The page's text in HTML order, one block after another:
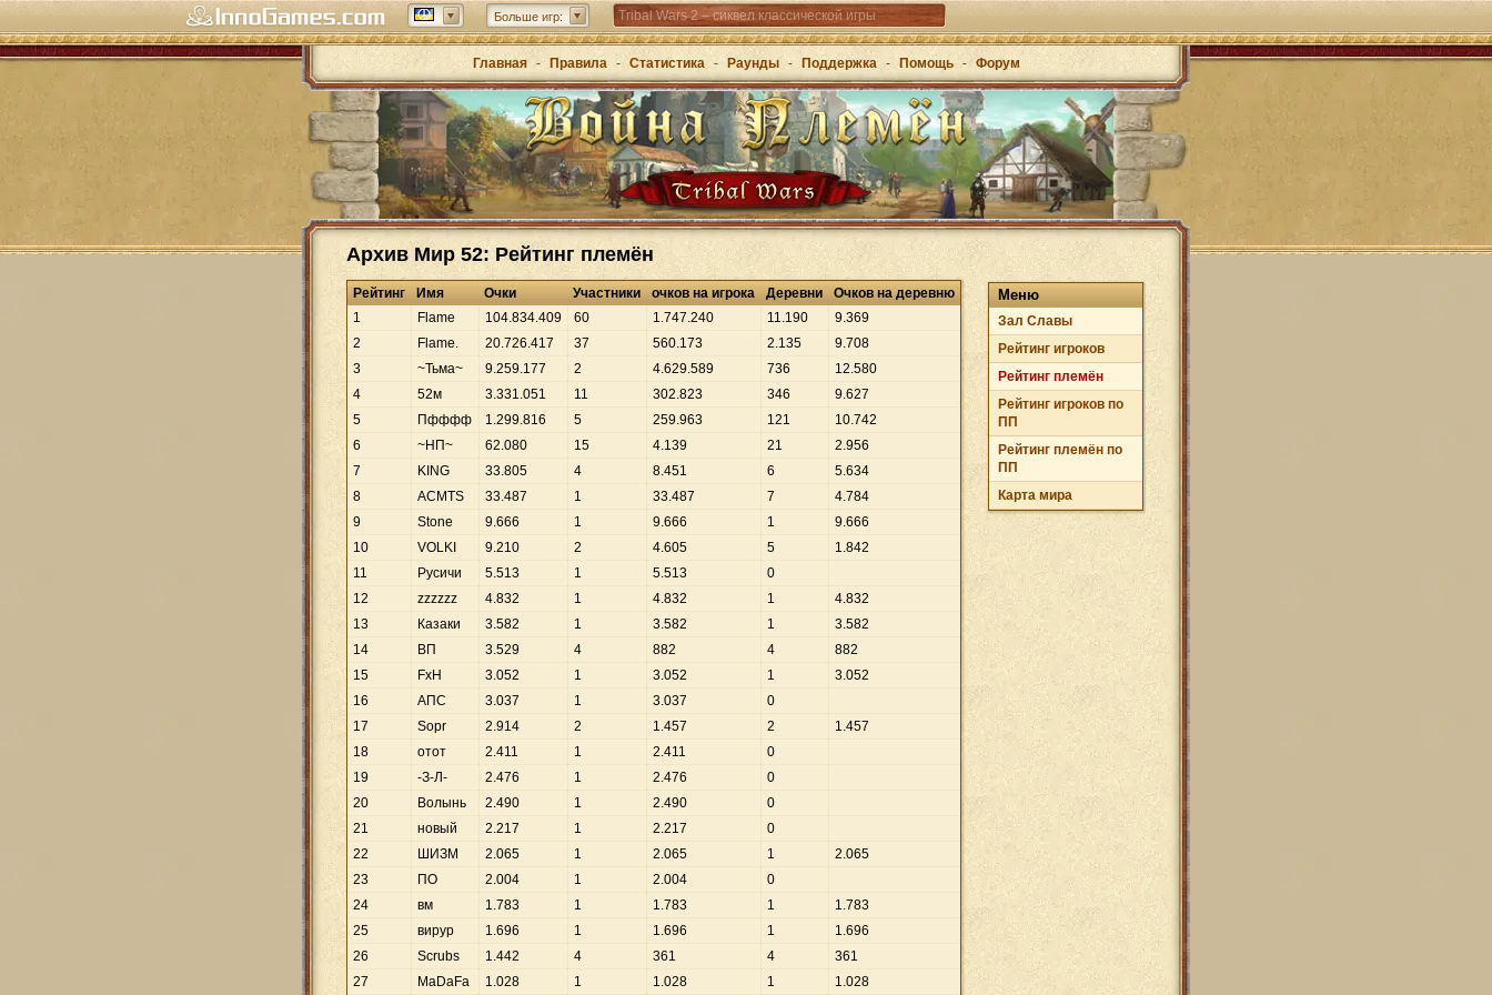
Больше игр: Tribal Wars 2 – сиквел классической игры
Forge of Empires – стратегия через эпохи
Grepolis – постройте свою империю в Древней
Греции
Главная - Правила - Статистика - Раунды - Поддержка - Помощь - Форум
Архив Мир 52: Рейтинг племён
Меню
Зал Cлавы
Рейтинг игроков
Рейтинг племён
Рейтинг игроков по
ПП
Рейтинг племён по
ПП
Карта мира
Рейтинг Имя Очки Участники очков на игрока Деревни
Очков на деревню
1
Flame 104.834.409 60 1.747.240 11.190 9.369
2
Flamе. 20.726.417 37 560.173 2.135 9.708
3
~Тьма~ 9.259.177 2 4.629.589 736 12.580
4
52м 3.331.051 11 302.823 346 9.627
5
Пфффф 1.299.816 5 259.963 121 10.742
6
~НП~ 62.080 15 4.139 21 2.956
7
KING 33.805 4 8.451 6 5.634
8
ACMTS 33.487 1 33.487 7 4.784
9
Stone 9.666 1 9.666 1 9.666
10
VOLKI 9.210 2 4.605 5 1.842
11
Русичи 5.513 1 5.513
0
12
zzzzzz 4.832 1 4.832 1 4.832
13
Казаки 3.582 1 3.582 1 3.582
14
ВП 3.529 4 882 4
882
15
FхH 3.052 1 3.052 1 3.052
16
АПС 3.037 1 3.037
0
17
Sopr 2.914 2 1.457 2 1.457
18
отот 2.411 1 2.411
0
19
-З-Л- 2.476 1 2.476
0
20
Волынь 2.490 1 2.490
0
21
новый 2.217 1 2.217
0
22
ШИЗМ 2.065 1 2.065 1 2.065
23
ПО 2.004 1 2.004
0
24
вм 1.783 1 1.783 1 1.783
25
вирур 1.696 1 1.696 1 1.696
26
Scrubs 1.442 4 361 4
361
27
MaDaFa 1.028 1 1.028 1 1.028